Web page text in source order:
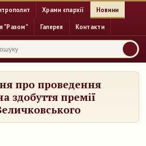
Храми єпархії Новини
"Разом" Галерея Контакти
про проведення
здобуття премії